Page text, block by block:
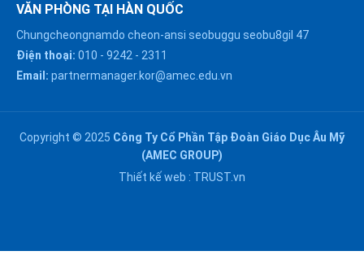
VĂN PHÒNG TẠI HÀN QUỐC
Chungcheongnamdo cheon-ansi seobuggu seobu8gil 47
Điện thoại: 010 - 9242 - 2311
Email: partnermanager.kor@amec.edu.vn
Copyright © 2025 Công Ty Cổ Phần Tập Đoàn Giáo Dục Âu Mỹ
(AMEC GROUP)
Thiết kế web : TRUST.vn
HÀ NỘI :
0914863466
ĐÀ NẴNG :
0916082128
HỒ CHÍ MINH :
0911002551
Chat với chúng tôi trên
Zalo